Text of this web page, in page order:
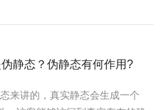
静态？伪静态有何作用?
来讲的，真实静态会生成一个